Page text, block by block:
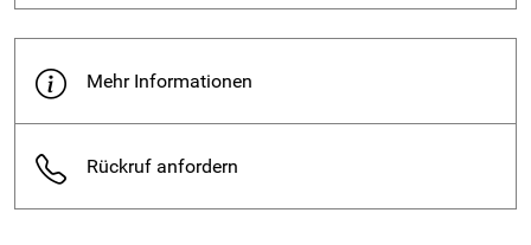
Hersteller Logo im Schienbeinbereich
kürzer als PAT 901 , da Wadenbündchen fehlen ! Keine
Haut-Einschnürung
Mehr Informationen
Rückruf anfordern